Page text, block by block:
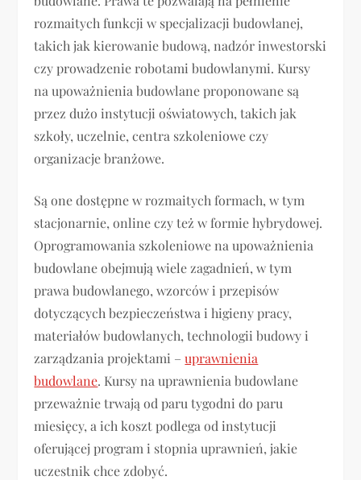
rozmaitych funkcji w specjalizacji budowlanej,
takich jak kierowanie budową, nadzór inwestorski
czy prowadzenie robotami budowlanymi. Kursy
na upoważnienia budowlane proponowane są
przez dużo instytucji oświatowych, takich jak
szkoły, uczelnie, centra szkoleniowe czy
organizacje branżowe.
Są one dostępne w rozmaitych formach, w tym
stacjonarnie, online czy też w formie hybrydowej.
Oprogramowania szkoleniowe na upoważnienia
budowlane obejmują wiele zagadnień, w tym
prawa budowlanego, wzorców i przepisów
dotyczących bezpieczeństwa i higieny pracy,
materiałów budowlanych, technologii budowy i
zarządzania projektami –uprawnienia
budowlane. Kursy na uprawnienia budowlane
przeważnie trwają od paru tygodni do paru
miesięcy, a ich koszt podlega od instytucji
oferującej program i stopnia uprawnień, jakie
uczestnik chce zdobyć.